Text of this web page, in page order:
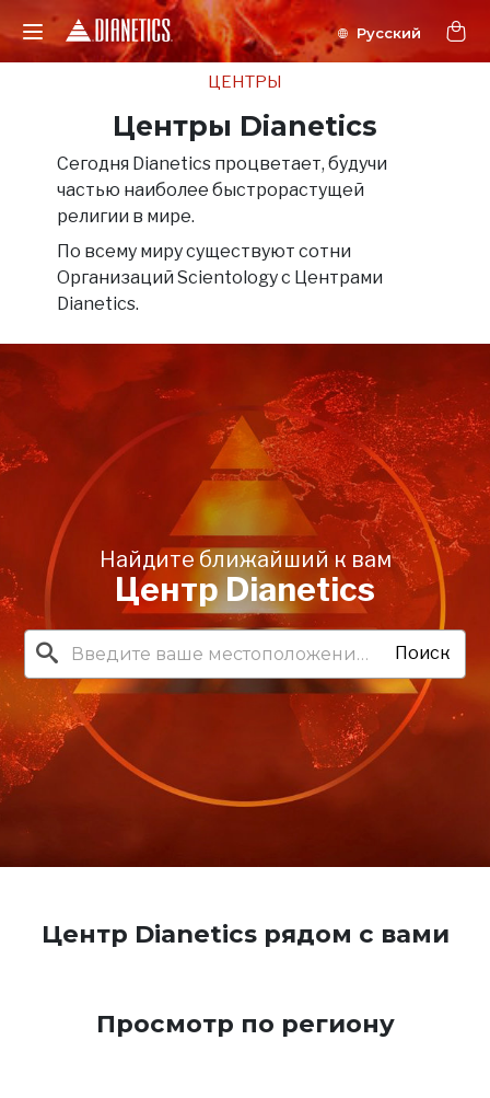
ЦЕНТРЫ
Центры Dianetics
Сегодня Dianetics процветает, будучи
частью наиболее быстрорастущей
религии в мире.
По всему миру существуют сотни
Организаций Scientology с Центрами
Dianetics.
Найдите ближайший к вам
Центр Dianetics
Поиск
Центр Dianetics рядом с вами
Просмотр по региону